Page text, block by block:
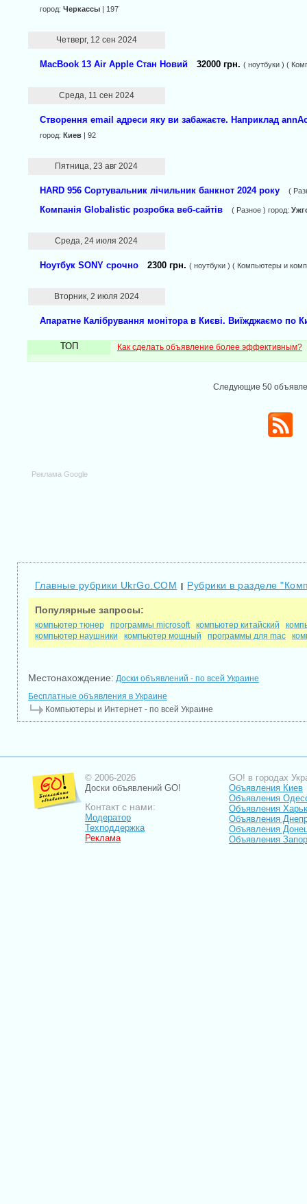
город: Черкассы| 197
Четверг, 12 сен 2024
MacBook 13 Air Apple Стан Новий 32000 грн. ( ноутбуки ) (
Среда, 11 сен 2024
Створення email адреси яку ви забажаєте. Наприклад
город: Киев| 92
Пятница, 23 авг 2024
HARD 956 Сортувальник лічильник банкнот 2024 року (
Компанія Globalistic розробка веб-сайтів ( Разное ) город:
Среда, 24 июля 2024
Ноутбук SONY срочно 2300 грн. ( ноутбуки ) ( Компьютеры и
Вторник, 2 июля 2024
Апаратне Калібрування монітора в Києві. Виїжджаємо по
ТОП Как сделать объявление более эффективным?
Следующие 50
Реклама Google
Главные рубрики UkrGo.COM | Рубрики в разделе
Популярные запросы:
компьютер тюнер программы microsoft компьютер китайский
компьютер наушники
компьютер мощный программы для mac
Местонахождение: Доски объявлений - по всей Украине
Бесплатные объявления в Украине
Компьютеры и Интернет - по всей Украине
© 2006-2026
Доски объявлений GO!
Контакт с нами:
Модератор
Техподдержка
Реклама
GO! в городах
Объявления Киев
Объявления
Объявления
Объявления
Объявления
Объявления